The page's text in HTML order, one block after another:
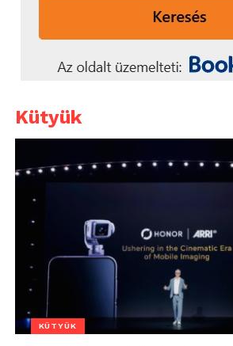
Kütyük
KÜTYÜK